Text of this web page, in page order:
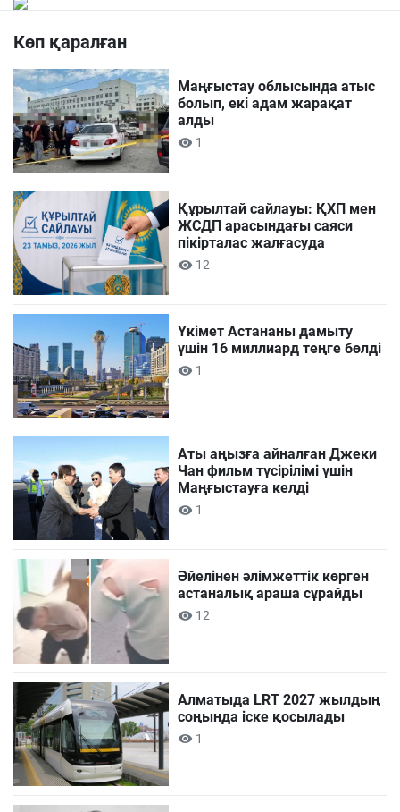
Көп қаралған
Маңғыстау облысында атыс
болып, екі адам жарақат
алды
1
Құрылтай сайлауы: ҚХП мен
ЖСДП арасындағы саяси
пікірталас жалғасуда
12
Үкімет Астананы дамыту
үшін 16 миллиард теңге бөлді
1
Аты аңызға айналған Джеки
Чан фильм түсірілімі үшін
Маңғыстауға келді
1
Әйелінен әлімжеттік көрген
астаналық араша сұрайды
12
Алматыда LRT 2027 жылдың
соңында іске қосылады
1